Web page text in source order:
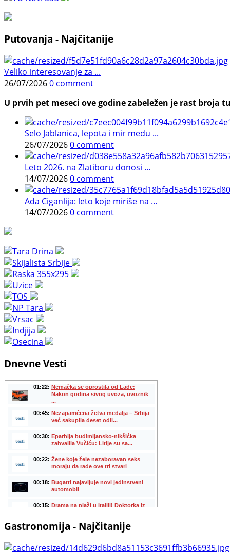
Putovanja - Najčitanije
Veliko interesovanje za ...
26/07/20260 comment
U prvih pet meseci ove godine zabeležen je rast
Selo Jablanica, lepota i mir među ...
26/07/20260 comment
Leto 2026. na Zlatiboru donosi ...
14/07/20260 comment
Ada Ciganlija: leto koje miriše na ...
14/07/20260 comment
Dnevne Vesti
Gastronomija - Najčitanije